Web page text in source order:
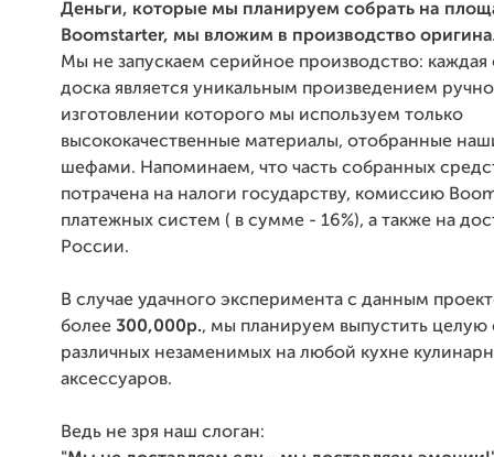
Деньги, которые мы планируем собрать на
Boomstarter, мы вложим в производство
Мы не запускаем серийное производство: каждая
доска является уникальным произведением
изготовлении которого мы используем только
высококачественные материалы, отобранные
шефами. Напоминаем, что часть собранных
потрачена на налоги государству, комиссию
платежных систем ( в сумме - 16%), а также на
России.
В случае удачного эксперимента с данным
более 300,000р., мы планируем выпустить
различных незаменимых на любой кухне
аксессуаров.
Ведь не зря наш слоган: